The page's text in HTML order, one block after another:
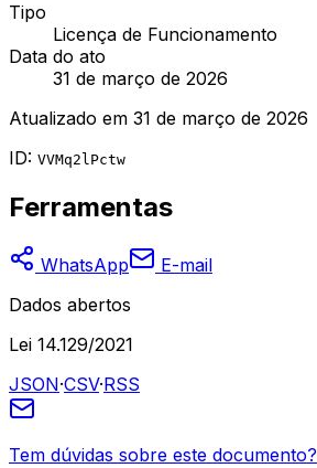
Tipo
Licença de Funcionamento
Data do ato
31 de março de 2026
Atualizado em 31 de março de 2026
ID: VVMq2lPctw
Ferramentas
WhatsApp
E-mail
Dados abertos
Lei 14.129/2021
JSON·CSV·RSS
Tem dúvidas sobre este documento?